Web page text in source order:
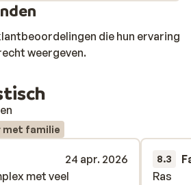
die hun ervaring
weergeven.
met familie
24 apr. 2026
met veel
met veel
8.3
Ras
Ras